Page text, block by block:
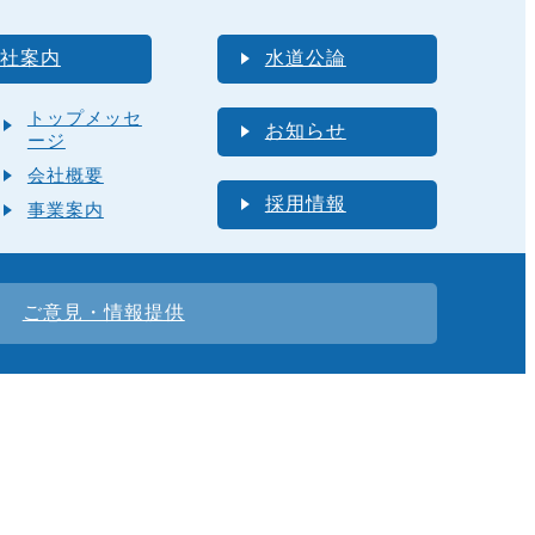
案内
トップメッセ
ージ
会社概要
事業案内
水道公論
お知らせ
採用情報
ご意見・情報提供